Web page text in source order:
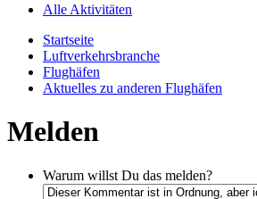
Alle Aktivitäten
Startseite
Luftverkehrsbranche
Flughäfen
Aktuelles zu anderen Flughäfen
Melden
Warum willst Du das melden?